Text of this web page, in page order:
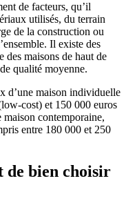
de facteurs, qu’il
utilisés, du terrain
de la construction ou
Il existe des
maisons de haut de
qualité moyenne.
d’une maison individuelle
cost) et 150 000 euros
contemporaine,
entre 180 000 et 250
bien choisir